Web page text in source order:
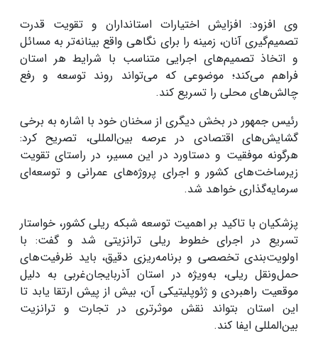
وی افزود: افزایش اختیارات استانداران و تقویت قدرت
تصمیم‌گیری آنان، زمینه را برای نگاهی واقع ‌بینانه‌تر به مسائل
و اتخاذ تصمیم‌های اجرایی متناسب با شرایط هر استان
فراهم می‌کند؛ موضوعی که می‌تواند روند توسعه و رفع
چالش‌های محلی را تسریع کند.
رئیس‌ جمهور در بخش دیگری از سخنان خود با اشاره به برخی
گشایش‌های اقتصادی در عرصه بین‌المللی، تصریح کرد:
هرگونه موفقیت و دستاورد در این مسیر، در راستای تقویت
زیرساخت‌های کشور و اجرای پروژه‌های عمرانی و توسعه‌ای
سرمایه‌گذاری خواهد شد.
پزشکیان با تاکید بر اهمیت توسعه شبکه ریلی کشور، خواستار
تسریع در اجرای خطوط ریلی ترانزیتی شد و گفت: با
اولویت‌بندی تخصصی و برنامه‌ریزی دقیق، باید ظرفیت‌های
حمل‌ونقل ریلی، به‌ویژه در استان آذربایجان‌غربی به دلیل
موقعیت راهبردی و ژئوپلیتیکی آن، بیش از پیش ارتقا یابد تا
این استان بتواند نقش موثرتری در تجارت و ترانزیت
بین‌المللی ایفا کند.